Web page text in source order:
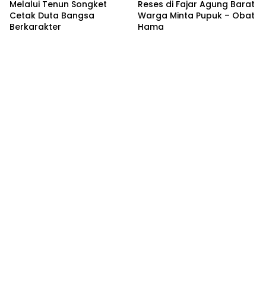
Melalui Tenun Songket
Cetak Duta Bangsa
Berkarakter
Reses di Fajar Agung Barat
Warga Minta Pupuk – Obat
Hama